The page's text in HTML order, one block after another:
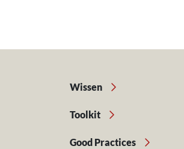
Wissen
Toolkit
Good Practices